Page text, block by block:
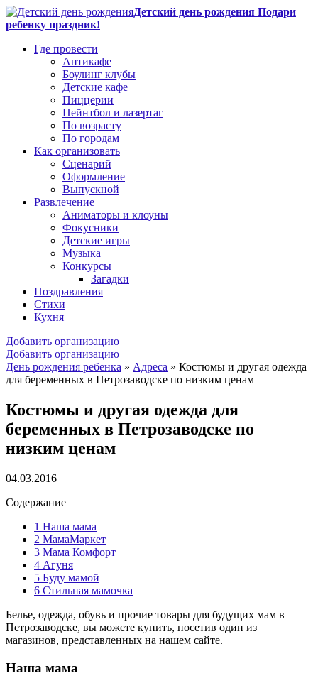
Детский день рождения Подари
ребенку праздник!
Где провести
Антикафе
Боулинг клубы
Детские кафе
Пиццерии
Пейнтбол и лазертаг
По возрасту
По городам
Как организовать
Сценарий
Оформление
Выпускной
Развлечение
Аниматоры и клоуны
Фокусники
Детские игры
Музыка
Конкурсы
Загадки
Поздравления
Стихи
Кухня
Добавить организацию
Добавить организацию
День рождения ребенка » Адреса » Костюмы и другая одежда
для беременных в Петрозаводске по низким ценам
Костюмы и другая одежда для
беременных в Петрозаводске по
низким ценам
04.03.2016
Содержание
1 Наша мама
2 МамаМаркет
3 Мама Комфорт
4 Агуня
5 Буду мамой
6 Стильная мамочка
Белье, одежда, обувь и прочие товары для будущих мам в
Петрозаводске, вы можете купить, посетив один из
магазинов, представленных на нашем сайте.
Наша мама